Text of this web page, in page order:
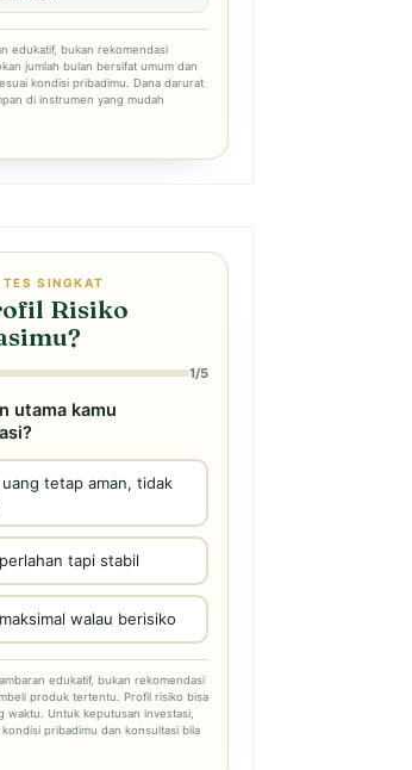
edukatif, bukan rekomendasi
jumlah bulan bersifat umum dan
kondisi pribadimu. Dana darurat
di instrumen yang mudah
TES SINGKAT
Risiko
1/5
utama kamu
tetap aman, tidak
tapi stabil
walau berisiko
edukatif, bukan rekomendasi
produk tertentu. Profil risiko bisa
waktu. Untuk keputusan investasi,
pribadimu dan konsultasi bila